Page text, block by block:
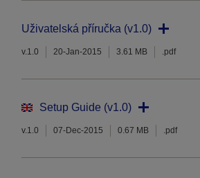
Uživatelská příručka (v1.0)
v.1.0 20-Jan-2015 3.61 MB .pdf
Setup Guide (v1.0)
v.1.0 07-Dec-2015 0.67 MB .pdf